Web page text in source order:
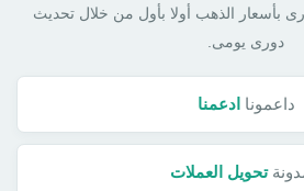
بأسعار الذهب أولا بأول من خلال تحديث
دورى يومى.
داعمونا ادعمنا
تحويل العملات